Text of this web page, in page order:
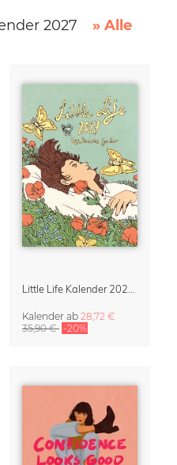
2027
» Alle
Kalender ab 28,72 €
35,90 € -20%